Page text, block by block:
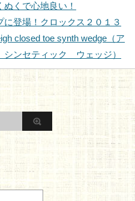
くで心地良い！
登場！クロックス２０１３
closed toe synth wedge（ア
ンセティック ウェッジ）